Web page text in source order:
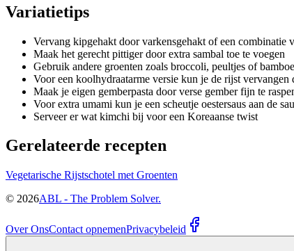
Variatietips
Vervang kipgehakt door varkensgehakt of een combinatie
Maak het gerecht pittiger door extra sambal toe te voegen
Gebruik andere groenten zoals broccoli, peultjes of
Voor een koolhydraatarme versie kun je de rijst
Maak je eigen gemberpasta door verse gember fijn te
Voor extra umami kun je een scheutje oestersaus aan de
Serveer er wat kimchi bij voor een Koreaanse twist
Gerelateerde recepten
Vegetarische Rijstschotel met Groenten
© 2026ABL - The Problem Solver.
Over OnsContact opnemenPrivacybeleid